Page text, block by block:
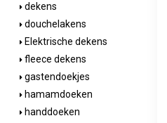
dekens
douchelakens
Elektrische dekens
fleece dekens
gastendoekjes
hamamdoeken
handdoeken